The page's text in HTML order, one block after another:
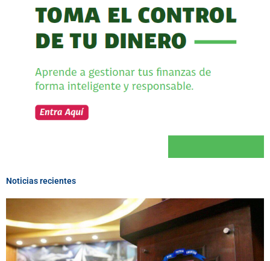
Noticias recientes